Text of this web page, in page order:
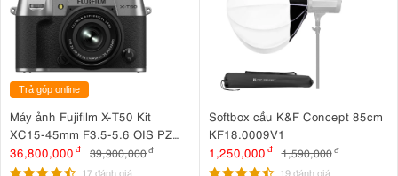
Trả góp online
Máy ảnh Fujifilm X-T50 Kit
XC15-45mm F3.5-5.6 OIS PZ
Bạc
36,800,000 đ 39,900,000đ
17 đánh giá
Softbox cầu K&F Concept 85cm
KF18.0009V1
1,250,000 đ 1,590,000 đ
19 đánh giá